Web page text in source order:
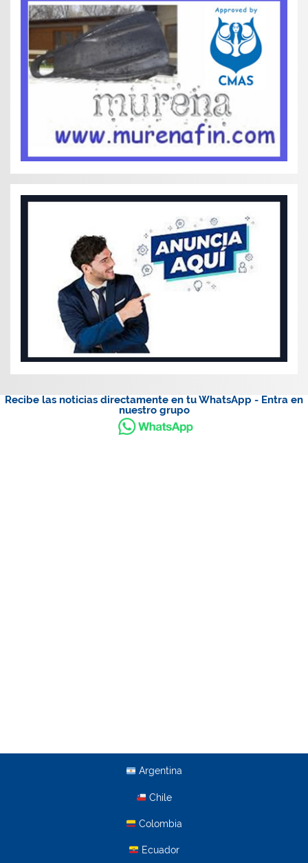
Recibe las noticias directamente en tu WhatsApp - Entra en
nuestro grupo
Argentina
Chile
Colombia
Ecuador